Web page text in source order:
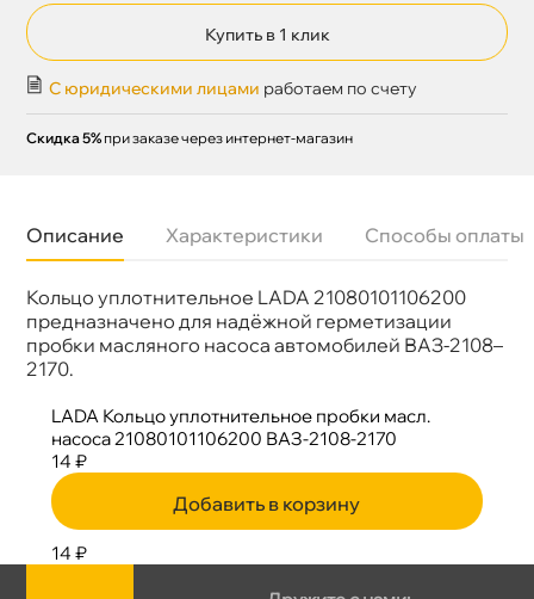
Купить в 1 клик
С юридическими лицами работаем по счету
Скидка 5% при заказе через интернет-магазин
Описание Характеристики Способы оплаты
Кольцо уплотнительное LADA 21080101106200
предназначено для надёжной герметизации
пробки масляного насоса автомобилей ВАЗ-2108–
2170.
Бренд
LADA
21080-1011062-00
LADA Кольцо уплотнительное пробки масл.
насоса 21080101106200 ВАЗ-2108-2170
14 ₽
Добавить в корзину
14 ₽